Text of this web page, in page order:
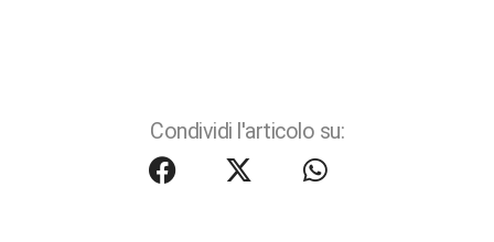
Condividi l'articolo su: